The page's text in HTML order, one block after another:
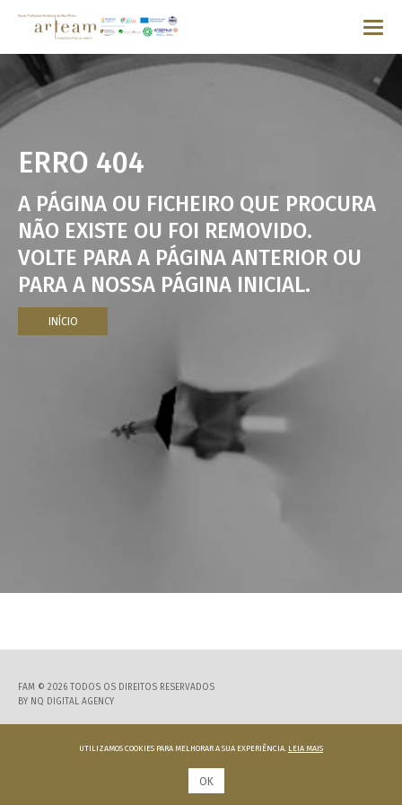
ERRO 404
A PÁGINA OU FICHEIRO QUE PROCURA
NÃO EXISTE OU FOI REMOVIDO.
VOLTE PARA A PÁGINA ANTERIOR OU
PARA A NOSSA PÁGINA INICIAL.
INÍCIO
FAM © 2026 TODOS OS DIREITOS RESERVADOS
BY NQ DIGITAL AGENCY
UTILIZAMOS COOKIES PARA MELHORAR A SUA EXPERIÊNCIA. LEIA MAIS
OK